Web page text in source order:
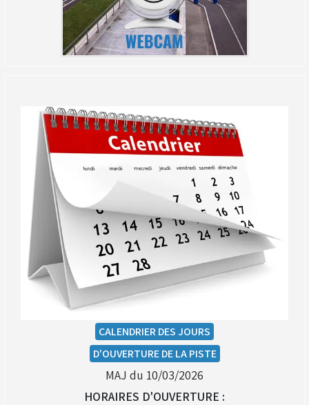
CALENDRIER DES JOURS
D'OUVERTURE DE LA PISTE
MAJ du 10/03/2026
HORAIRES D'OUVERTURE :
(Réservé aux licenciés d'Angerville)
Droit de piste annuel autre club : voir avec le RKO
sur le circuit